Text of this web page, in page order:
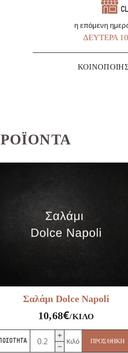
η επόμενη
ΔΕΥΤΈΡΑ
Σαλάμι Dolce Napoli
10,68€/ΚΙΛΌ
Dolce
Κιλό ΠΡΟΣΘΉΚΗ